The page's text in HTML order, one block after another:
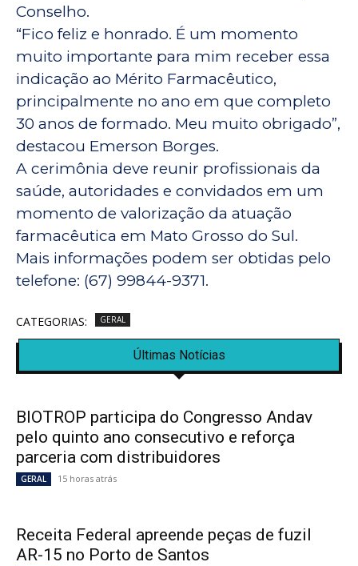
Conselho.
“Fico feliz e honrado. É um momento
muito importante para mim receber essa
indicação ao Mérito Farmacêutico,
principalmente no ano em que completo
30 anos de formado. Meu muito obrigado”,
destacou Emerson Borges.
A cerimônia deve reunir profissionais da
saúde, autoridades e convidados em um
momento de valorização da atuação
farmacêutica em Mato Grosso do Sul.
Mais informações podem ser obtidas pelo
telefone: (67) 99844-9371.
CATEGORIAS: GERAL
Últimas Notícias
BIOTROP participa do Congresso Andav
pelo quinto ano consecutivo e reforça
parceria com distribuidores
GERAL 15 horas atrás
Receita Federal apreende peças de fuzil
AR-15 no Porto de Santos